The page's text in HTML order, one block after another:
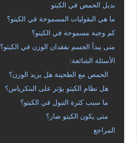
بديل الحمص في الكيتو
ما هي البقوليات المسموحة في الكيتو؟
كم وجبة مسموحة في الكيتو؟
متى يبدأ الجسم بفقدان الوزن في الكيتو؟
الأسئلة الشائعة:
الحمص مع الطحينة هل يزيد الوزن؟
هل نظام الكيتو يؤثر على البنكرياس؟
ما سبب كثرة التبول في الكيتو؟
متى يكون الكيتو ضار؟
المراجع